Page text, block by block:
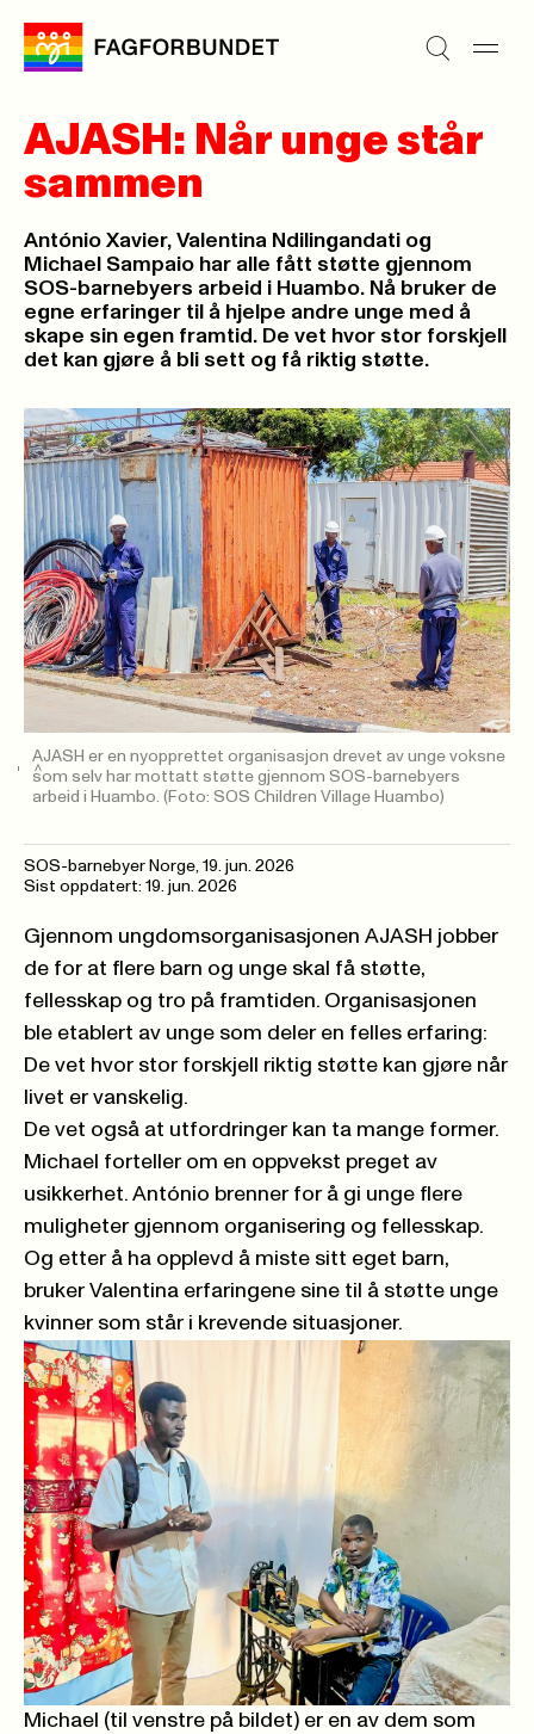
AJASH: Når unge står
sammen
António Xavier, Valentina Ndilingandati og
Michael Sampaio har alle fått støtte gjennom
SOS-barnebyers arbeid i Huambo. Nå bruker de
egne erfaringer til å hjelpe andre unge med å
skape sin egen framtid. De vet hvor stor forskjell
det kan gjøre å bli sett og få riktig støtte.
AJASH er en nyopprettet organisasjon drevet av unge voksne
som selv har mottatt støtte gjennom SOS-barnebyers
arbeid i Huambo. (Foto: SOS Children Village Huambo)
SOS-barnebyer Norge, 19. jun. 2026
Sist oppdatert: 19. jun. 2026
Gjennom ungdomsorganisasjonen AJASH jobber
de for at flere barn og unge skal få støtte,
fellesskap og tro på framtiden. Organisasjonen
ble etablert av unge som deler en felles erfaring:
De vet hvor stor forskjell riktig støtte kan gjøre når
livet er vanskelig.
De vet også at utfordringer kan ta mange former.
Michael forteller om en oppvekst preget av
usikkerhet. António brenner for å gi unge flere
muligheter gjennom organisering og fellesskap.
Og etter å ha opplevd å miste sitt eget barn,
bruker Valentina erfaringene sine til å støtte unge
kvinner som står i krevende situasjoner.
Michael (til venstre på bildet) er en av dem som